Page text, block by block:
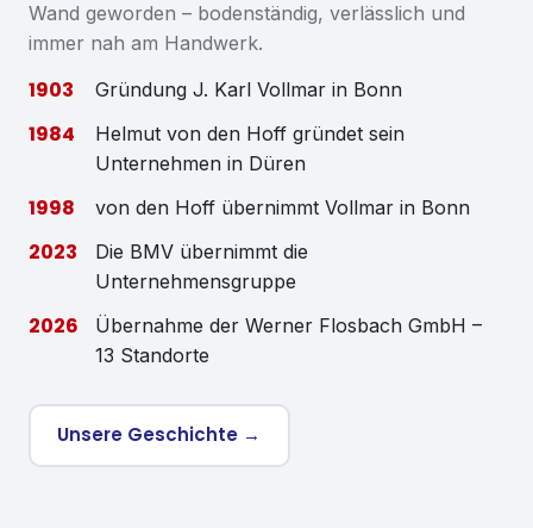
Wand geworden – bodenständig, verlässlich und
immer nah am Handwerk.
1903 Gründung J. Karl Vollmar in Bonn
1984
Helmut von den Hoff gründet sein
Unternehmen in Düren
1998 von den Hoff übernimmt Vollmar in Bonn
2023
Die BMV übernimmt die
Unternehmensgruppe
2026
Übernahme der Werner Flosbach GmbH –
13 Standorte
Unsere Geschichte →